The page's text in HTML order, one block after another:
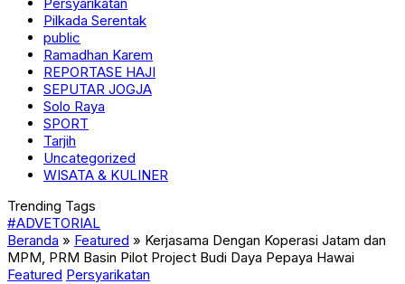
Pilkada Serentak
public
Ramadhan Karem
REPORTASE HAJI
SEPUTAR JOGJA
Solo Raya
SPORT
Tarjih
Uncategorized
WISATA & KULINER
Trending Tags
#ADVETORIAL
Beranda » Featured » Kerjasama Dengan Koperasi Jatam dan
MPM, PRM Basin Pilot Project Budi Daya Pepaya Hawai
Featured Persyarikatan